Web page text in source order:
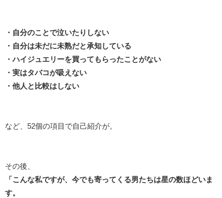
・自分のことで泣いたりしない
・自分は未だに未熟だと承知している
・ハイジュエリーを買ってもらったことがない
・実はタバコが吸えない
・他人と比較はしない
など、52個の項目で自己紹介が。
その後、
「こんな私ですが、今でも寄ってくる男たちは星の数ほどいま
す。